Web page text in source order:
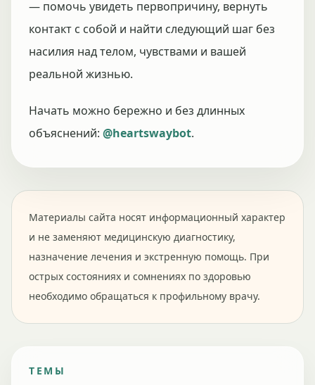
— помочь увидеть первопричину, вернуть
контакт с собой и найти следующий шаг без
насилия над телом, чувствами и вашей
реальной жизнью.
Начать можно бережно и без длинных
объяснений: @heartswaybot.
Материалы сайта носят информационный характер
и не заменяют медицинскую диагностику,
назначение лечения и экстренную помощь. При
острых состояниях и сомнениях по здоровью
необходимо обращаться к профильному врачу.
ТЕМЫ